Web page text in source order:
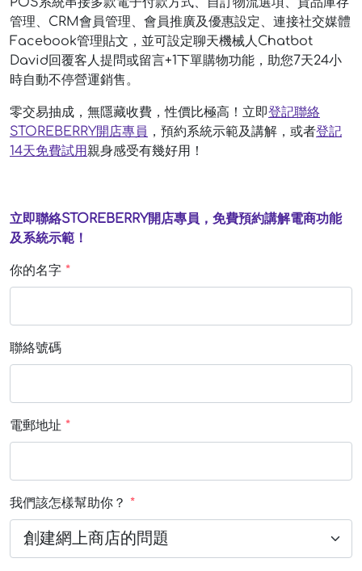
管理、CRM會員管理、會員推廣及優惠設定、連接社交媒體
Facebook管理貼文，並可設定聊天機械人Chatbot
David回覆客人提問或留言+1下單購物功能，助您7天24小
時自動不停營運銷售。
零交易抽成，無隱藏收費，性價比極高！立即登記聯絡
STOREBERRY開店專員 ，預約系統示範及講解，或者登記
14天免費試用親身感受有幾好用！
立即聯絡STOREBERRY開店專員，免費預約講解電商功能
及系統示範！
你的名字 *
聯絡號碼
電郵地址 *
我們該怎樣幫助你？ *